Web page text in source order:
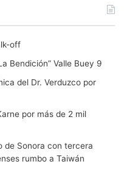
off
Bendición” Valle Buey 9
del Dr. Verduzco por
por más de 2 mil
de Sonora con tercera
rumbo a Taiwán